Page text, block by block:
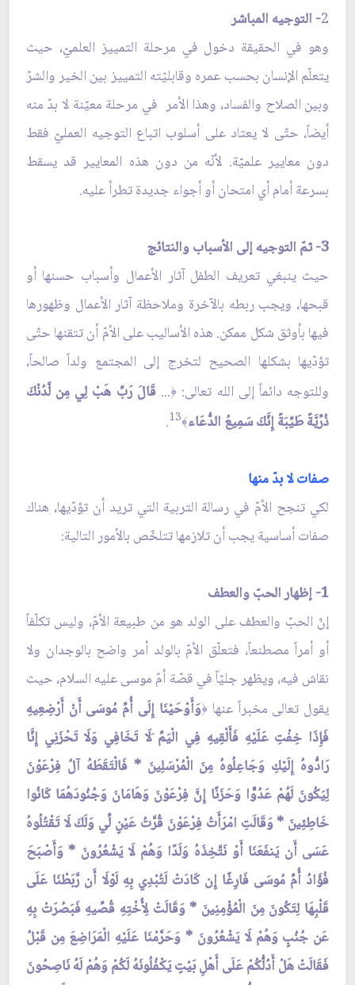
2- التوجيه المباشر
وهو في الحقيقة دخول في مرحلة التمييز العلميّ، حيث
يتعلّم الإنسان بحسب عمره وقابليّته التمييز بين الخير والشرّ
وبين الصلاح والفساد، وهذا الأمر في مرحلة معيّنة لا بدّ منه
أيضاً، حتّى لا يعتاد على أسلوب اتباع التوجيه العمليّ فقط
دون معايير علميّة. لأنّه من دون هذه المعايير قد يسقط
بسرعة أمام أي امتحان أو أجواء جديدة تطرأ عليه.
3- ثمّ التوجيه إلى الأسباب والنتائج
حيث ينبغي تعريف الطفل آثار الأعمال وأسباب حسنها أو
قبحها، ويجب ربطه بالآخرة وملاحظة آثار الأعمال وظهورها
فيها بأوثق شكل ممكن. هذه الأساليب على الأمّ أن تتقنها حتّى
تؤدّيها بشكلها الصحيح لتخرج إلى المجتمع ولداً صالحاً،
وللتوجه دائماً إلى الله تعالى: ﴿...قَالَ رَبِّ هَبْ لِي مِن لَّدُنْكَ
ذُرِّيَّةً طَيِّبَةً إِنَّكَ سَمِيعُ الدُّعَاء﴾13
.
صفات لا بدّ منها
لكي تنجح الأمّ في رسالة التربية التي تريد أن تؤدّيها، هناك
صفات أساسية يجب أن تلازمها تتلخّص بالأمور التالية:
1- إظهار الحبّ والعطف
إنّ الحبّ والعطف على الولد هو من طبيعة الأمّ، وليس تكلّفاً
أو أمراً مصطنعاً، فتعلّق الأمّ بالولد أمر واضح بالوجدان ولا
نقاش فيه، ويظهر جليّاً في قصّة أمّ موسى عليه السلام، حيث
يقول تعالى مخبراً عنها﴿وَأَوْحَيْنَا إِلَى أُمِّ مُوسَى أَنْ أَرْضِعِيهِ
فَإِذَا خِفْتِ عَلَيْهِ فَأَلْقِيهِ فِي الْيَمِّ َلَا تَخَافِي وَلَا تَحْزَنِي إِنَّا
رَادُّوهُ إِلَيْكِ وَجَاعِلُوهُ مِنَ الْمُرْسَلِينَ * فَالْتَقَطَهُ آلُ فِرْعَوْنَ
لِيَكُونَ لَهُمْ عَدُوًّا وَحَزَنًا إِنَّ فِرْعَوْنَ وَهَامَانَ وَجُنُودَهُمَا كَانُوا
خَاطِئِينَ * وَقَالَتِ امْرَأَتُ فِرْعَوْنَ قُرَّتُ عَيْنٍ لِّي وَلَكَ لَا تَقْتُلُوهُ
عَسَى أَن يَنفَعَنَا أَوْ نَتَّخِذَهُ وَلَدًا وَهُمْ لَا يَشْعُرُونَ * وَأَصْبَحَ
فُؤَادُ أُمِّ مُوسَى فَارِغًا إِن كَادَتْ لَتُبْدِي بِهِ لَوْلَا أَن رَّبَطْنَا عَلَى
قَلْبِهَا لِتَكُونَ مِنَ الْمُؤْمِنِينَ * وَقَالَتْ لِأُخْتِهِ قُصِّيهِ فَبَصُرَتْ بِهِ
عَن جُنُبٍ وَهُمْ لَا يَشْعُرُونَ * وَحَرَّمْنَا عَلَيْهِ الْمَرَاضِعَ مِن قَبْلُ
فَقَالَتْ هَلْ أَدُلُّكُمْ عَلَى أَهْلِ بَيْتٍ يَكْفُلُونَهُ لَكُمْ وَهُمْ لَهُ نَاصِحُونَ